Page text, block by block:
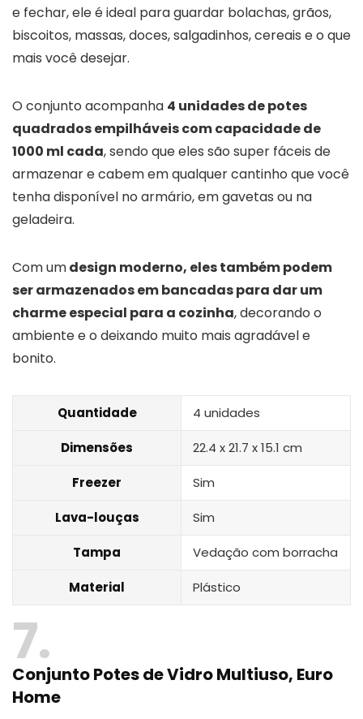
e fechar, ele é ideal para guardar bolachas, grãos,
biscoitos, massas, doces, salgadinhos, cereais e o que
mais você desejar.
O conjunto acompanha 4 unidades de potes
quadrados empilháveis com capacidade de
1000 ml cada, sendo que eles são super fáceis de
armazenar e cabem em qualquer cantinho que você
tenha disponível no armário, em gavetas ou na
geladeira.
Com umdesign moderno, eles também podem
ser armazenados em bancadas para dar um
charme especial para a cozinha, decorando o
ambiente e o deixando muito mais agradável e
bonito.
Quantidade 4 unidades
Dimensões 22.4 x 21.7 x 15.1 cm
Freezer Sim
Lava-louças Sim
Tampa Vedação com borracha
Material Plástico
7
Conjunto Potes de Vidro Multiuso, Euro
Home